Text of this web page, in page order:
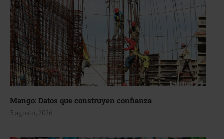
Mango: Datos que construyen confianza
3 agosto, 2026